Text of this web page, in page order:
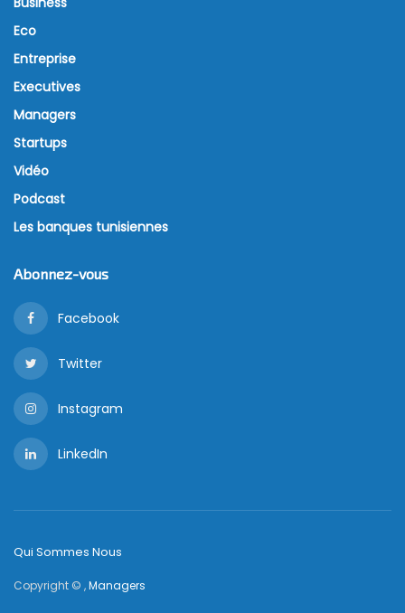
Eco
Entreprise
Executives
Managers
Startups
Vidéo
Podcast
Les banques tunisiennes
Abonnez-vous
Facebook
Twitter
Instagram
LinkedIn
Qui Sommes Nous
Copyright © ,Managers